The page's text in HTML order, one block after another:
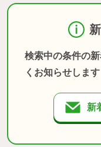
検索中の条件の
くお知らせします
新